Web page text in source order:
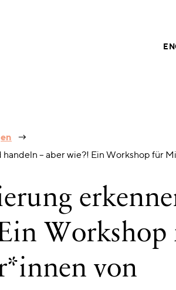
– aber wie?! Ein Workshop für
von